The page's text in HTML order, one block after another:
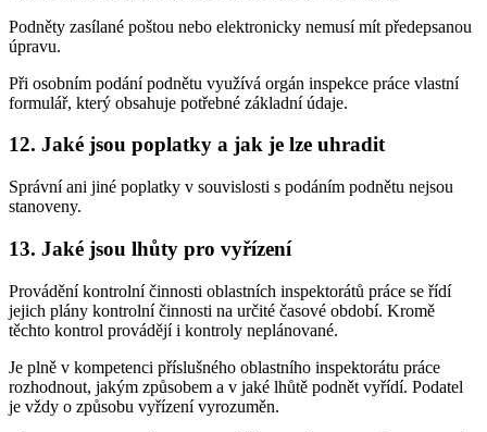
Podněty zasílané poštou nebo elektronicky nemusí mít předepsanou
úpravu.
Při osobním podání podnětu využívá orgán inspekce práce vlastní
formulář, který obsahuje potřebné základní údaje.
12. Jaké jsou poplatky a jak je lze uhradit
Správní ani jiné poplatky v souvislosti s podáním podnětu nejsou
stanoveny.
13. Jaké jsou lhůty pro vyřízení
Provádění kontrolní činnosti oblastních inspektorátů práce se řídí
jejich plány kontrolní činnosti na určité časové období. Kromě
těchto kontrol provádějí i kontroly neplánované.
Je plně v kompetenci příslušného oblastního inspektorátu práce
rozhodnout, jakým způsobem a v jaké lhůtě podnět vyřídí. Podatel
je vždy o způsobu vyřízení vyrozuměn.